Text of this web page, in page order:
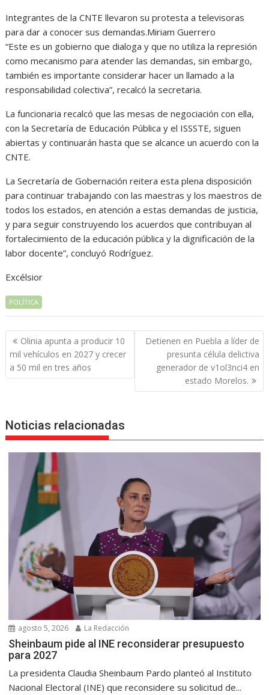
Integrantes de la CNTE llevaron su protesta a televisoras
para dar a conocer sus demandas.Miriam Guerrero
“Este es un gobierno que dialoga y que no utiliza la represión
como mecanismo para atender las demandas, sin embargo,
también es importante considerar hacer un llamado a la
responsabilidad colectiva”, recalcó la secretaria.
La funcionaria recalcó que las mesas de negociación con ella,
con la Secretaría de Educación Pública y el ISSSTE, siguen
abiertas y continuarán hasta que se alcance un acuerdo con la
CNTE.
La Secretaría de Gobernación reitera esta plena disposición
para continuar trabajando con las maestras y los maestros de
todos los estados, en atención a estas demandas de justicia,
y para seguir construyendo los acuerdos que contribuyan al
fortalecimiento de la educación pública y la dignificación de la
labor docente”, concluyó Rodríguez.
Excélsior
POLÍTICA
Navegación
de
entradas
Olinia apunta a producir 10
mil vehículos en 2027 y crecer
a 50 mil en tres años
Detienen en Puebla a líder de
presunta célula delictiva
generador de v1ol3nci4 en
estado Morelos.
Noticias relacionadas
agosto 5, 2026 La Redacción
Sheinbaum pide al INE reconsiderar presupuesto
para 2027
La presidenta Claudia Sheinbaum Pardo planteó al Instituto
Nacional Electoral (INE) que reconsidere su solicitud de...